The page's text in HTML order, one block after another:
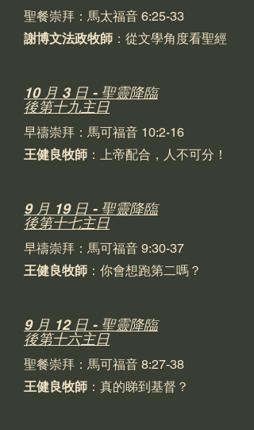
聖餐崇拜：馬太福音 6:25-33
謝博文法政牧師 ：從文學角度看聖經
10 月 3 日 - 聖靈降臨
後第十九主日
早禱崇拜：馬可福音 10:2-16
王健良牧師 ：上帝配合，人不可分！
9 月 19 日 - 聖靈降臨
後第十七主日
早禱崇拜：馬可福音 9:30-37
王健良牧師 ：你會想跑第二嗎？
9 月 12 日 - 聖靈降臨
後第十六主日
聖餐崇拜：馬可福音 8:27-38
王健良牧師 ：真的睇到基督？